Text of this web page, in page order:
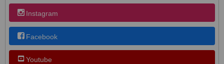
Instagram
Facebook
Youtube